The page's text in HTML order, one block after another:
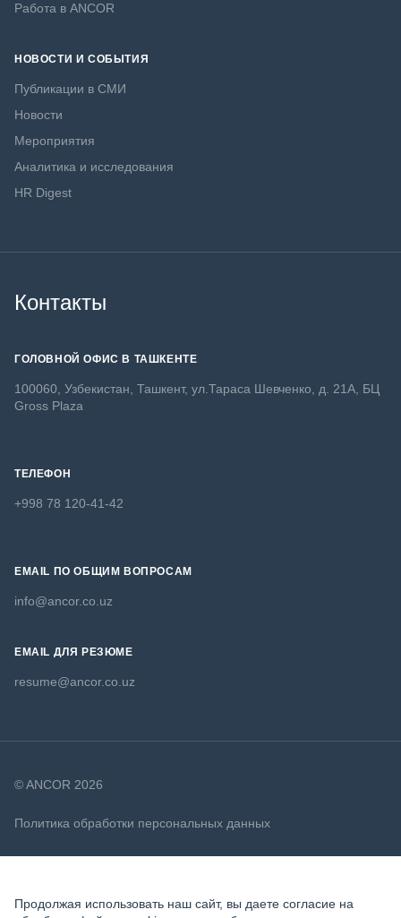
Работа в ANCOR
НОВОСТИ И СОБЫТИЯ
Публикации в СМИ
Новости
Мероприятия
Аналитика и исследования
HR Digest
Контакты
ГОЛОВНОЙ ОФИС В ТАШКЕНТЕ
100060, Узбекистан, Ташкент, ул.Тараса Шевченко, д. 21А, БЦ
Gross Plaza
ТЕЛЕФОН
+998 78 120-41-42
EMAIL ПО ОБЩИМ ВОПРОСАМ
info@ancor.co.uz
EMAIL ДЛЯ РЕЗЮМЕ
resume@ancor.co.uz
© ANCOR 2026
Политика обработки персональных данных
Продолжая использовать наш сайт, вы даете согласие на